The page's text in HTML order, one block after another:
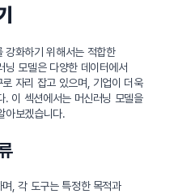
강화하기 위해서는 적합한
닝 모델은 다양한 데이터에서
자리 잡고 있으며, 기업이 더욱
. 이 섹션에서는 머신러닝 모델을
아보겠습니다.
, 각 도구는 특정한 목적과